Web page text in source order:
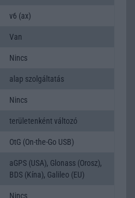
v6 (ax)
Van
Nincs
alap szolgáltatás
Nincs
területenként változó
OtG (On-the-Go USB)
aGPS (USA), Glonass (Orosz),
BDS (Kína), Galileo (EU)
Nincs